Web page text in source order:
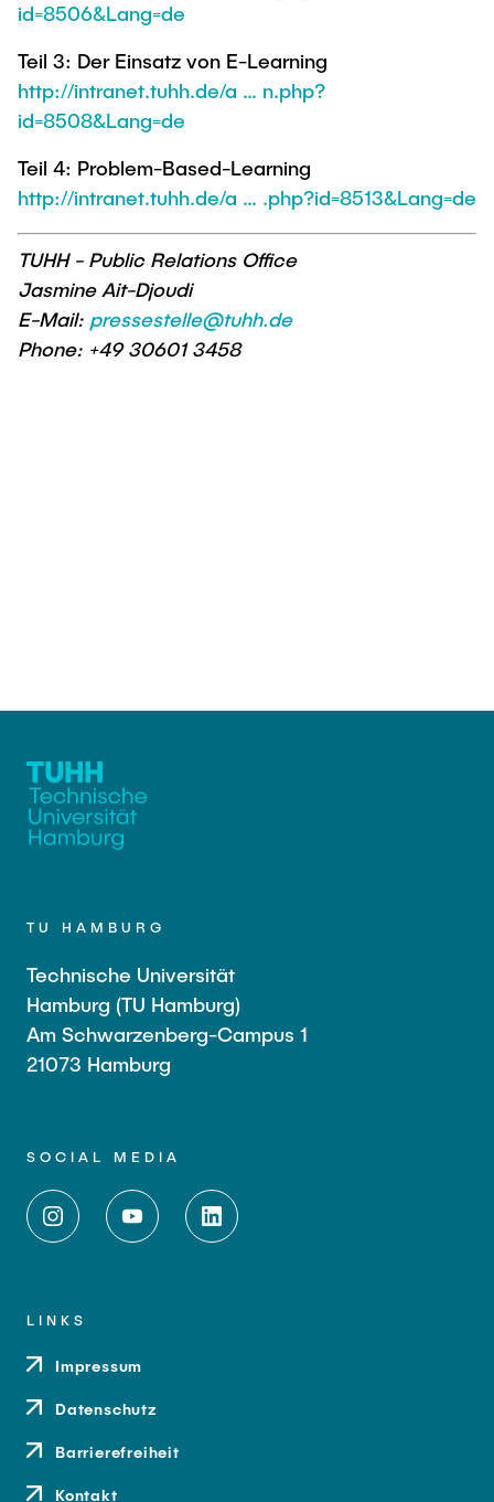
id=8506&Lang=de
Teil 3: Der Einsatz von E-Learning
http://intranet.tuhh.de/a … n.php?
id=8508&Lang=de
Teil 4: Problem-Based-Learning
http://intranet.tuhh.de/a … .php?id=8513&Lang=de
TUHH - Public Relations Office
Jasmine Ait-Djoudi
E-Mail: pressestelle@tuhh.de
Phone: +49 30601 3458
TU HAMBURG
Technische Universität
Hamburg (TU Hamburg)
Am Schwarzenberg-Campus 1
21073 Hamburg
SOCIAL MEDIA
LINKS
Impressum
Datenschutz
Barrierefreiheit
Kontakt